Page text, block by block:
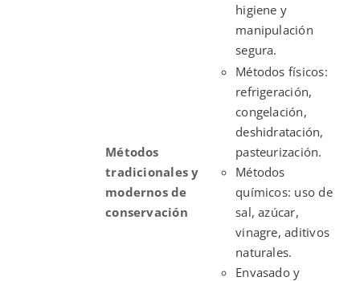
higiene y
manipulación
segura.
Métodos
tradicionales y
modernos de
conservación
Métodos físicos:
refrigeración,
congelación,
deshidratación,
pasteurización.
Métodos
químicos: uso de
sal, azúcar,
vinagre, aditivos
naturales.
Envasado y